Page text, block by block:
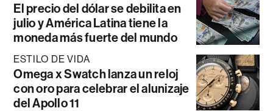
El precio del dólar se debilita en
julio y América Latina tiene la
moneda más fuerte del mundo
ESTILO DE VIDA
Omega x Swatch lanza un reloj
con oro para celebrar el alunizaje
del Apollo 11